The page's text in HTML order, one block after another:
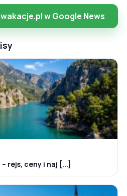
w Google News
rejs, ceny i naj [...]